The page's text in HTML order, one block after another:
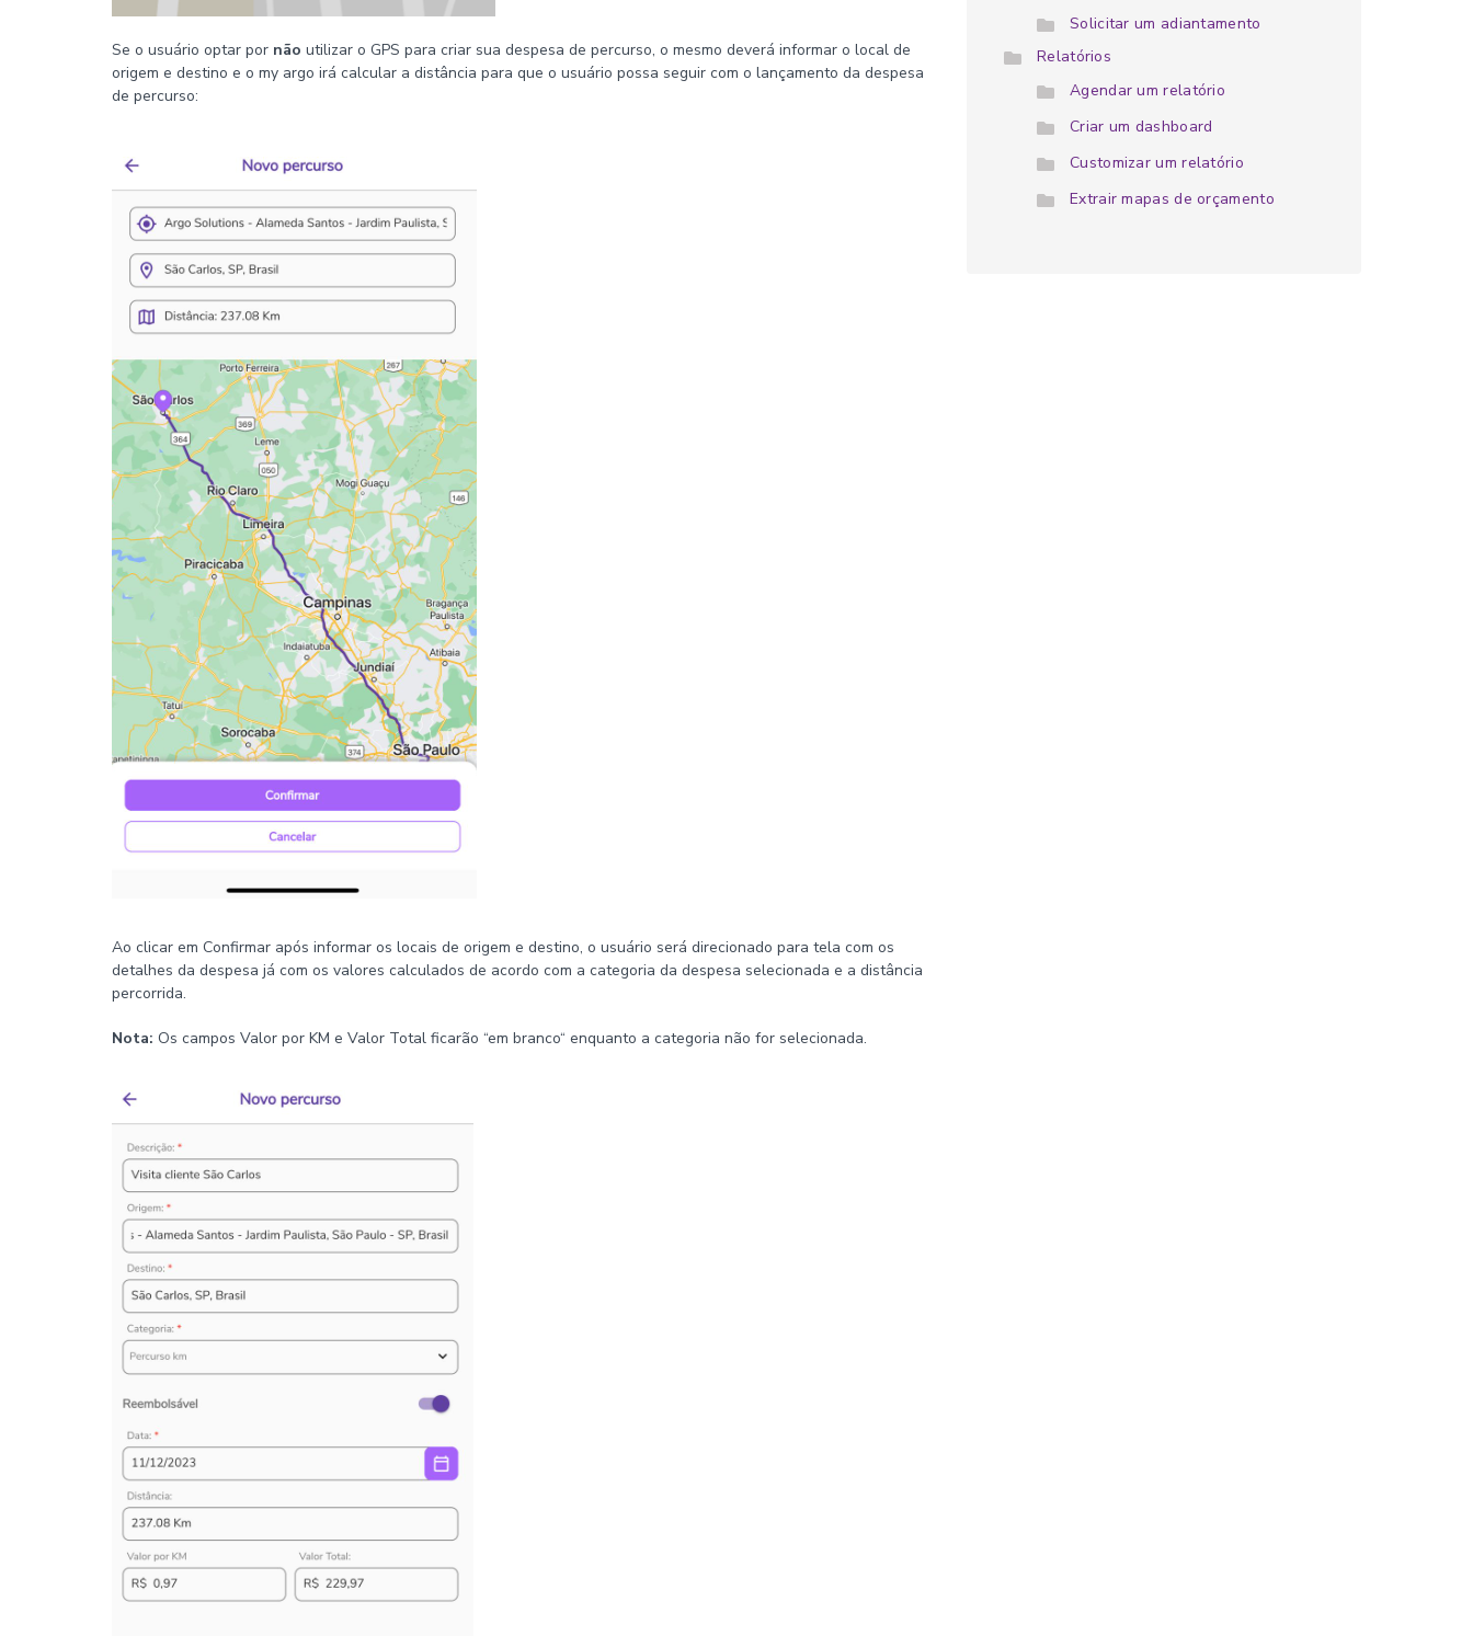
Se o usuário optar por não utilizar o GPS para criar sua despesa de percurso, o mesmo deverá informar o local de
origem e destino e o my argo irá calcular a distância para que o usuário possa seguir com o lançamento da despesa
de percurso:
Ao clicar em Confirmar após informar os locais de origem e destino, o usuário será direcionado para tela com os
detalhes da despesa já com os valores calculados de acordo com a categoria da despesa selecionada e a distância
percorrida.
Nota: Os campos Valor por KM e Valor Total ficarão “em branco“ enquanto a categoria não for selecionada.
Solicitar um adiantamento
Relatórios
Agendar um relatório
Criar um dashboard
Customizar um relatório
Extrair mapas de orçamento